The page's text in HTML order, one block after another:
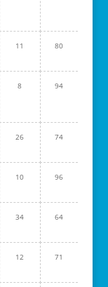
11 80
8 94
26 74
10 96
34 64
12 71